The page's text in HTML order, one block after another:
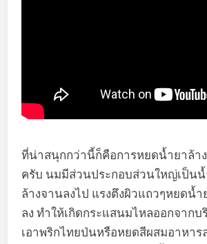
ที่น่าสนุกกว่านี้ก็คือการหยดน้ำยาล้า
ครับ นมมีส่วนประกอบส่วนใหญ่เป็น
ล้างจานลงไป แรงตึงผิวแถวๆหยดน้
ลง ทำให้เกิดกระแสนมไหลออกจากบ
เอาพริกไทยป่นหรือหยดสีผสมอาหาร